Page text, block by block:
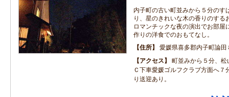
内子町の古い町並みから５分のす
り、星のきれいな木の香りのする
ロマンチックな夜の演出でお部屋
作りの洋食でのおもてなし。
住所
愛媛県喜多郡内子町論田
アクセス
町並みから５分、
Ｃ下車愛媛ゴルフクラブ方面へ７
り送迎あり。